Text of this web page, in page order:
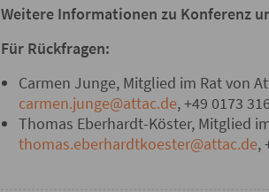
Weitere Informationen zu Konferenz
Für Rückfragen:
Carmen Junge, Mitglied im Rat von
carmen.junge@attac.de, +49 0173
Thomas Eberhardt-Köster, Mitglied
thomas.eberhardtkoester@attac.de,